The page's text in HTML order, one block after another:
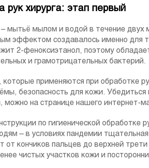
рук хирурга: этап первый
– мытьё мылом и водой в течение
эффектом создавалось именно для
2-феноксиэтанол, поэтому
и грамотрицательных бактерий.
которые применяются при обработке
безопасность для кожи. Убедиться
можно на странице нашего интернет-
по гигиенической обработке
– в условиях пандемии
от кончиков пальцев до верхней
чистых участков кожи и